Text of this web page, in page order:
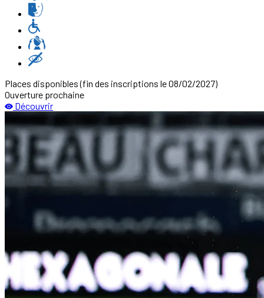
Places disponibles(fin des inscriptions le 08/02/2027)
Ouverture prochaine
Découvrir